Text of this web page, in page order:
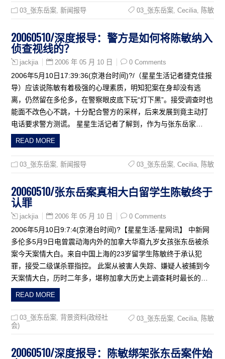
03_张东岳案 ,新闻报导 03_张东岳案, Cecilia, 陈敏
20060510/深度报导：警方是如何将陈敏纳入
侦查视线的？
jackjia 2006 年 05 月 10 日 0 Comments
2006年5月10日17:39:36(京港台时间)?/（星星生活记者捷克佳报
导）应该说陈敏有着极强的心理素质，明知犯案在身却没有逃
离，仍然留在多伦多，在警察眼皮底下玩“灯下黑”。接受调查时也
能面不改色心不跳，十分配合警方的采样，后来发展到竟主动打
电话要求警方测谎。 星星生活记者了解到，作为与张东岳家…
READ MORE
03_张东岳案 ,新闻报导 03_张东岳案, Cecilia, 陈敏
20060510/张东岳案真相大白留学生陈敏终于
认罪
jackjia 2006 年 05 月 10 日 0 Comments
2006年5月10日9:7:4(京港台时间)?【星星生活-星网讯】 中新网
多伦多5月9日电曾震动海内外的加拿大华裔九岁女孩张东岳被杀
案今天案情大白。来自中国上海的23岁留学生陈敏终于承认犯
罪，接受二级谋杀罪指控。 此案从被害人失踪、嫌疑人被捕到今
天案情大白，历时二年多，堪称加拿大历史上调查耗时最长的…
READ MORE
03_张东岳案 背景资料(政经社
会)
03_张东岳案, Cecilia, 陈敏
20060510/深度报导：陈敏绑架张东岳案件始